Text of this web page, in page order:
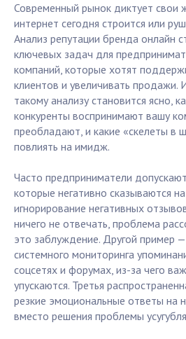
Современный рынок диктует свои
интернет сегодня строится или
Анализ репутации бренда онлайн
ключевых задач для
компаний, которые хотят
клиентов и увеличивать продажи.
такому анализу становится ясно,
конкуренты воспринимают вашу
преобладают, и какие «скелеты в
повлиять на имидж.
Часто предприниматели
которые негативно сказываются
игнорирование негативных
ничего не отвечать, проблема
это заблуждение. Другой пример —
системного мониторинга
соцсетях и форумах, из-за чего
упускаются. Третья
резкие эмоциональные ответы на
вместо решения проблемы